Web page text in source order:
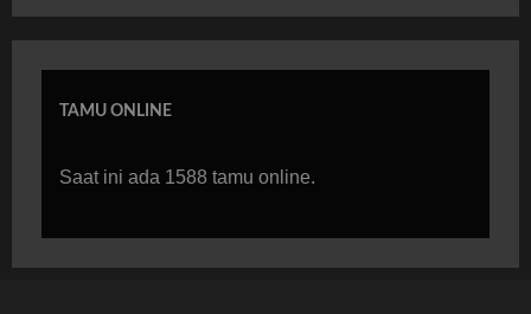
TAMU ONLINE
Saat ini ada 1588 tamu online.